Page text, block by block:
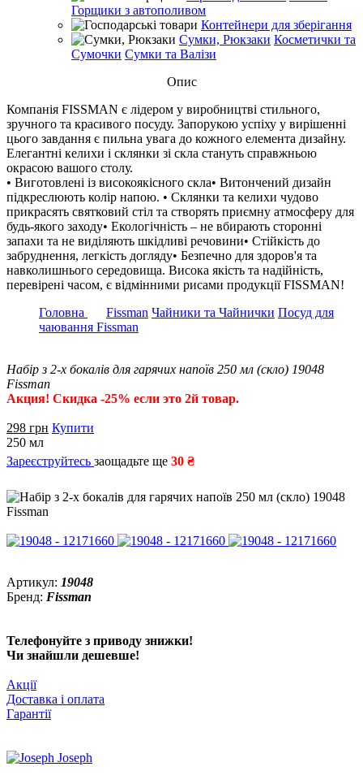
Горщики з автополивом
Контейнери для зберігання
Сумки, Рюкзаки Косметички та
Сумочки Сумки та Валізи
Опис
Компанія FISSMAN є лідером у виробництві стильного,
зручного та красивого посуду. Запорукою успіху у вирішенні
цього завдання є пильна увага до кожного елемента дизайну.
Елегантні келихи і склянки зі скла стануть справжньою
окрасою вашого столу.
• Виготовлені із високоякісного скла• Витончений дизайн
підкреслюють колір напою. • Склянки та келихи чудово
прикрасять святковий стіл та створять приємну атмосферу для
будь-якого заходу• Екологічність – не вбирають сторонні
запахи та не виділяють шкідливі речовини• Стійкість до
забруднення, легкість догляду• Безпечно для здоров'я та
навколишнього середовища. Висока якість та надійність,
перевірені часом, є відмінними рисами продукції FISSMAN!
Головна
Fissman Чайники та Чайнички Посуд для
чаювання Fissman
Набір з 2-х бокалів для гарячих напоїв 250 мл (скло) 19048
Fissman
Акция! Скидка -25% если это 2й товар.
298 грн Купити
250 мл
Зареєструйтесь заощадьте ще 30 ₴
Артикул: 19048
Бренд: Fissman
Телефонуйте з приводу знижки!
Чи знайшли дешевше!
Акції
Доставка і оплата
Гарантії